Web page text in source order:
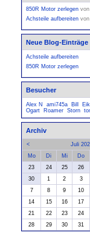
850R Motor zerlegen von
Achsteile aufbereiten von
Neue Blog-Einträge
Achsteile aufbereiten
850R Motor zerlegen
Besucher
Alex N ami745a Bill
Ogart
Roamer Storn
Archiv
<
Juli
Mo
Di Mi Do
23
24 25 26
30
1 2 3
7
8 9 10
14
15 16 17
21
22 23 24
28
29 30 31